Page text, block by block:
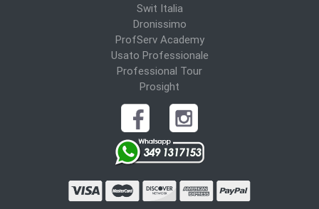
Swit Italia
Dronissimo
ProfServ Academy
Usato Professionale
Professional Tour
Prosight